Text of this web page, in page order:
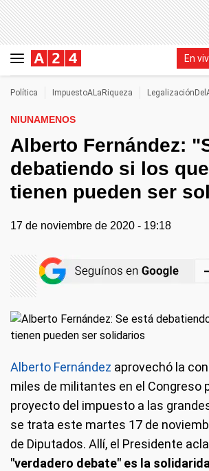
En
Política ImpuestoALaRiqueza
NIUNAMENOS
Alberto Fernández:
debatiendo si los
tienen pueden ser
17 de noviembre de 2020 - 19:18
Alberto Fernández aprovechó la
miles de militantes en el Congreso
proyecto del impuesto a las
se trata este martes 17 de
de Diputados. Allí, el Presidente
"verdadero debate" es la